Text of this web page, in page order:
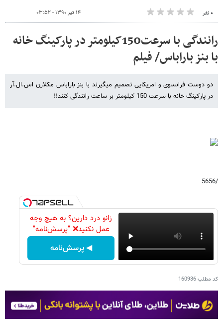
۰ نفر ۱۴ تیر ۱۳۹۰ - ۰۳:۵۲
رانندگی با سرعت150کیلومتر در پارکینگ خانه
با بنز باراباس/ فیلم
دو دوست فرانسوی و امریکایی تصمیم میگیرند با بنز باراباس مکلارن اس.ال.آر
در پارکینگ خانه با سرعت 150 کیلومتر بر ساعت رانندگی کنند!!
/5656
زانو درد دارین؟ به هیچ وجه
عمل نکنید❌ "پرسش‌نامه"
◀ پرسش‌نامه
کد مطلب160936